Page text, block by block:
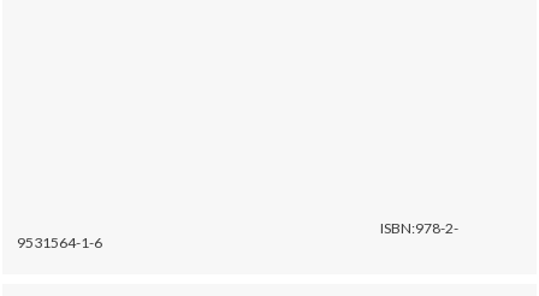
ISBN:978-2-
9531564-1-6